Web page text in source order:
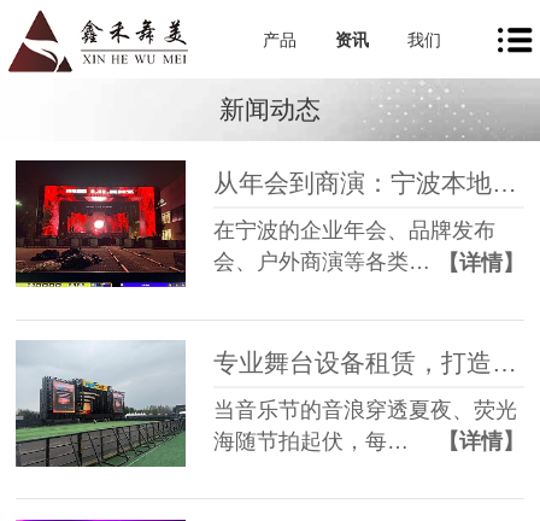
产品 资讯 我们
新闻动态
从年会到商演：宁波本地舞美租赁如何让每一场活动都出彩
在宁波的企业年会、品牌发布
会、户外商演等各类…
【详情】
专业舞台设备租赁，打造沉浸式音乐节现场
当音乐节的音浪穿透夏夜、荧光
海随节拍起伏，每…
【详情】